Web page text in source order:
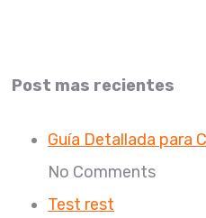
Post mas recientes
Guía Detallada para
No Comments
Test rest